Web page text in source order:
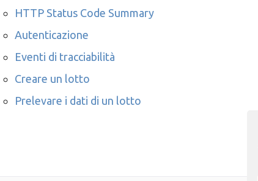
HTTP Status Code Summary
Autenticazione
Eventi di tracciabilità
Creare un lotto
Prelevare i dati di un lotto